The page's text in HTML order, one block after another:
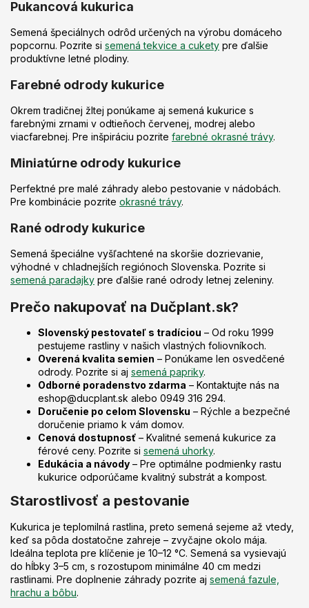
y
v
ý
i
s
u
Pukancová kukurica
Semená špeciálnych odrôd určených na výrobu domáceho
popcornu. Pozrite si semená tekvice a cukety pre ďalšie
produktívne letné plodiny.
Farebné odrody kukurice
Okrem tradičnej žltej ponúkame aj semená kukurice s
farebnými zrnami v odtieňoch červenej, modrej alebo
viacfarebnej. Pre inšpiráciu pozrite farebné okrasné trávy.
Miniatúrne odrody kukurice
Perfektné pre malé záhrady alebo pestovanie v nádobách.
Pre kombinácie pozrite okrasné trávy.
Rané odrody kukurice
Semená špeciálne vyšľachtené na skoršie dozrievanie,
výhodné v chladnejších regiónoch Slovenska. Pozrite si
semená paradajky pre ďalšie rané odrody letnej zeleniny.
Prečo nakupovať na Dučplant.sk?
Slovenský pestovateľ s tradíciou – Od roku 1999
pestujeme rastliny v našich vlastných foliovníkoch.
Overená kvalita semien – Ponúkame len osvedčené
odrody. Pozrite si aj semená papriky.
Odborné poradenstvo zdarma – Kontaktujte nás na
eshop@ducplant.sk alebo 0949 316 294.
Doručenie po celom Slovensku – Rýchle a bezpečné
doručenie priamo k vám domov.
Cenová dostupnosť – Kvalitné semená kukurice za
férové ceny. Pozrite si semená uhorky.
Edukácia a návody – Pre optimálne podmienky rastu
kukurice odporúčame kvalitný substrát a kompost.
Starostlivosť a pestovanie
Kukurica je teplomilná rastlina, preto semená sejeme až vtedy,
keď sa pôda dostatočne zahreje – zvyčajne okolo mája.
Ideálna teplota pre klíčenie je 10–12 °C. Semená sa vysievajú
do hĺbky 3–5 cm, s rozostupom minimálne 40 cm medzi
rastlinami. Pre doplnenie záhrady pozrite aj semená fazule,
hrachu a bôbu.